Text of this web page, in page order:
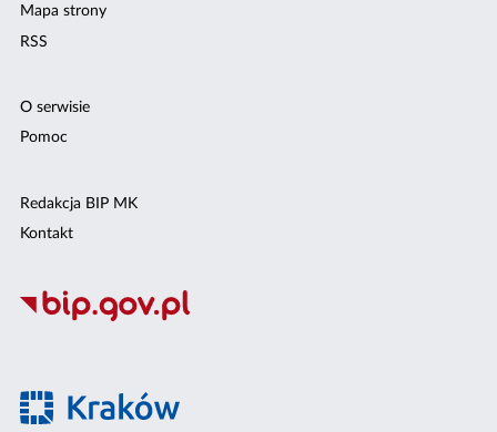
Mapa strony
RSS
O serwisie
Pomoc
Redakcja BIP MK
Kontakt